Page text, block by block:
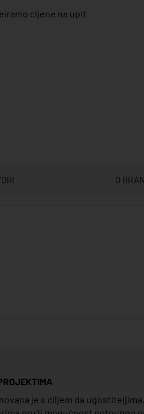
cijene na upit
O
je s ciljem da